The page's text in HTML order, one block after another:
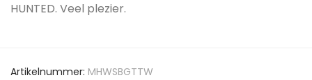
HUNTED. Veel plezier.
Artikelnummer: MHWSBGTTW